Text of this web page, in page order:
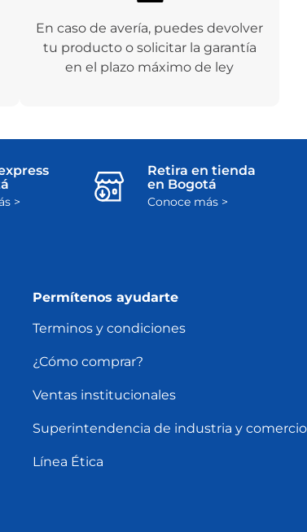
En caso de avería, puedes devolver
tu producto o solicitar la garantía
en el plazo máximo de ley
>
Retira en tienda
en Bogotá
Conoce más >
Permítenos ayudarte
Terminos y condiciones
¿Cómo comprar?
Ventas institucionales
Superintendencia de industria y comercio
Línea Ética